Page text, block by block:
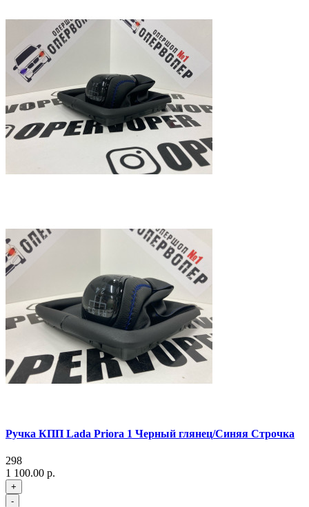
Ручка КПП Lada Priora 1 Черный глянец/Синяя Строчка
298
1 100.00 р.
+
-